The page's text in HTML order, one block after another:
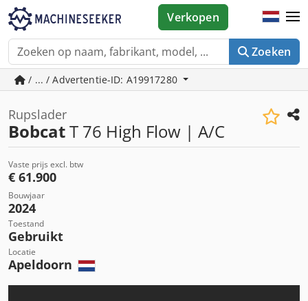
Zoeken
Verkopen
/ ... / Advertentie-ID: A19917280
Rupslader
BobcatT 76 High Flow | A/C
Vaste prijs excl. btw
€ 61.900
Bouwjaar
2024
Toestand
Gebruikt
Locatie
Apeldoorn